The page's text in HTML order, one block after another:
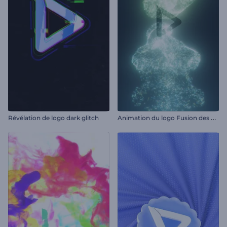
Révélation de logo dark glitch A
nimation du logo Fusion des poussières d'étoiles